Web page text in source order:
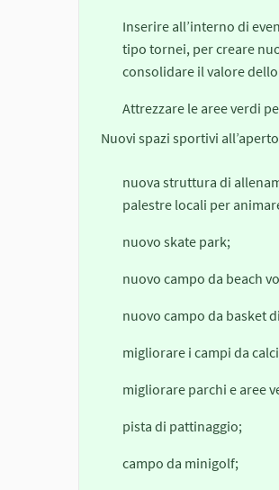
Inserire all’interno di
tipo tornei, per creare
consolidare il valore
Attrezzare le aree verdi
Nuovi spazi sportivi
nuova struttura di
palestre locali per
nuovo skate park;
nuovo campo da beach
nuovo campo da basket
migliorare i campi da
migliorare parchi e aree
pista di pattinaggio;
campo da minigolf;